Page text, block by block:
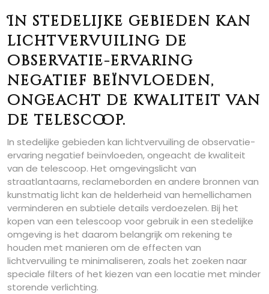
In stedelijke gebieden kan
lichtvervuiling de
observatie-ervaring
negatief beïnvloeden,
ongeacht de kwaliteit van
de telescoop.
In stedelijke gebieden kan lichtvervuiling de observatie-
ervaring negatief beïnvloeden, ongeacht de kwaliteit
van de telescoop. Het omgevingslicht van
straatlantaarns, reclameborden en andere bronnen van
kunstmatig licht kan de helderheid van hemellichamen
verminderen en subtiele details verdoezelen. Bij het
kopen van een telescoop voor gebruik in een stedelijke
omgeving is het daarom belangrijk om rekening te
houden met manieren om de effecten van
lichtvervuiling te minimaliseren, zoals het zoeken naar
speciale filters of het kiezen van een locatie met minder
storende verlichting.